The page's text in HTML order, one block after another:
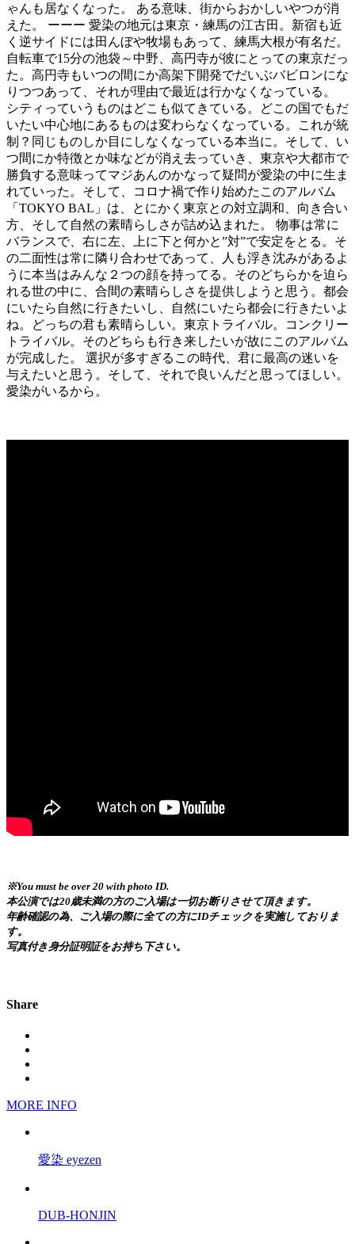
ゃんも居なくなった。 ある意味、街からおかしいやつが消
えた。 ーーー 愛染の地元は東京・練馬の江古田。 新宿も近
く逆サイドには田んぼや牧場もあって、 練馬大根が有名だ。
自転車で15分の池袋～中野、 高円寺が彼にとっての東京だっ
た。 高円寺もいつの間にか高架下開発でだいぶバビロンにな
りつつあって、それが理由で最近は行かなくなっている。
シティっていうものはどこも似てきている。
どこの国でもだ
いたい中心地にあるものは変わらなくなっている。
これが統
制？同じものしか目にしなくなっている本当に。そして、 い
つ間にか特徴とか味などが消え去っていき、 東京や大都市で
勝負する意味ってマジあんのかなって疑問が愛染の中に生ま
れていった。そして、
コロナ禍で作り始めたこのアルバム
「TOKYO BAL」は、とにかく東京との対立調和、向き合い
方、 そして自然の素晴らしさが詰め込まれた。 物事は常に
バランスで、右に左、上に下と何かと”対”で安定をとる。そ
の二面性は常に隣り合わせであって、
人も浮き沈みがあるよ
うに本当はみんな２つの顔を持ってる。 そのどちらかを迫ら
れる世の中に、 合間の素晴らしさを提供しようと思う。 都会
にいたら自然に行きたいし、
自然にいたら都会に行きたいよ
ね。どっちの君も素晴らしい。 東京トライバル。コンクリー
トライバル。 そのどちらも行き来したいが故にこのアルバム
が完成した。 選択が多すぎるこの時代、君に最高の迷いを
与えたいと思う。 そして、それで良いんだと思ってほしい。
愛染がいるから。
※You must be over 20 with photo ID.
本公演では20歳未満の方のご入場は一切お断りさせて頂きます。
年齢確認の為、ご入場の際に全ての方にIDチェックを実施しておりま
す。
写真付き身分証明証をお持ち下さい。
Share
MORE INFO
愛染 eyezen
DUB-HONJIN